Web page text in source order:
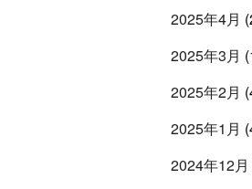
2025年4月
2025年3月
2025年2月
2025年1月
2024年12月